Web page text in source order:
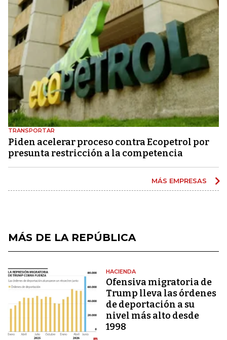
TRANSPORTAR
Piden acelerar proceso contra Ecopetrol por
presunta restricción a la competencia
MÁS EMPRESAS
MÁS DE LA REPÚBLICA
HACIENDA
Ofensiva migratoria de
Trump lleva las órdenes
de deportación a su
nivel más alto desde
1998